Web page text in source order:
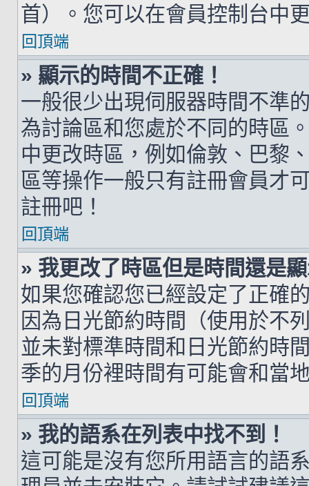
首）。您可以在會員控制台中
回頂端
» 顯示的時間不正確！
一般很少出現伺服器時間不準
為討論區和您處於不同的時區
中更改時區，例如倫敦、巴黎
區等操作一般只有註冊會員才
註冊吧！
回頂端
» 我更改了時區但是時間還是
如果您確認您已經設定了正確
因為日光節約時間（使用於不
並未對標準時間和日光節約時
季的月份裡時間有可能會和當
回頂端
» 我的語系在列表中找不到！
這可能是沒有您所用語言的語